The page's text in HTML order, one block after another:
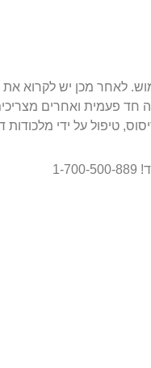
לאחר מכן יש לקרוא
חד פעמית ואחרים
טיפול על ידי מלכודות